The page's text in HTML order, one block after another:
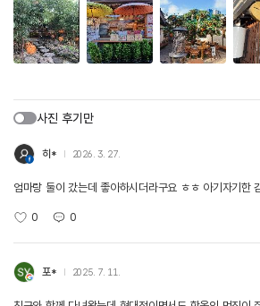
사진 후기만
히* 2026. 3. 27.
엄마랑 둘이 갔는데 좋아하시더라구요 ㅎㅎ 아기자기한
0 0
포* 2025. 7. 11.